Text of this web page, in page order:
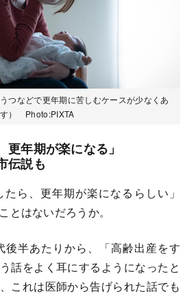
つなどで更年期に苦しむケースが少なくあ
す） Photo:PIXTA
更年期が楽になる」
伝説も
たら、更年期が楽になるらしい」
はないだろうか。
半あたりから、「高齢出産をす
話をよく耳にするようになったと
これは医師から告げられた話でも